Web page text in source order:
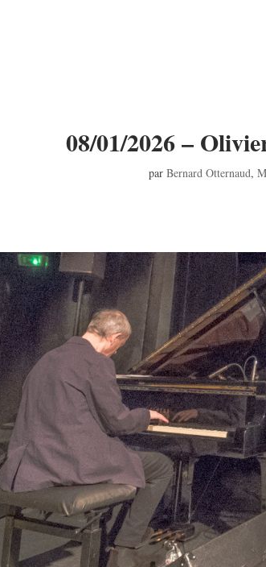
08/01/2026 –
par Bernard Otternaud,